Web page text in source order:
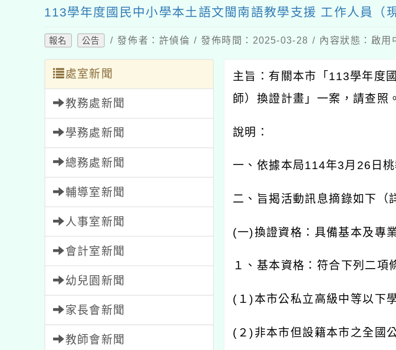
113學年度國民中小學本土語文閩南語教學支援 工作人員（
報名 公告 / 發佈者：許偵倫 / 發佈時間：2025-03-28 / 內容狀態：啟用
處室新聞
教務處新聞
學務處新聞
總務處新聞
輔導室新聞
人事室新聞
會計室新聞
幼兒園新聞
家長會新聞
教師會新聞
主旨：有關本市「 113學年度
師）換證計畫」一案，請查照。
說明：
一、依據本局114年3月 26 日
二、旨揭活動訊息摘錄如下（
(一)換證資格：具備基本及專
１、基本資格：符合下列二項
( １)本市公私立高級中等以下
( ２)非本市但設籍本市之全國